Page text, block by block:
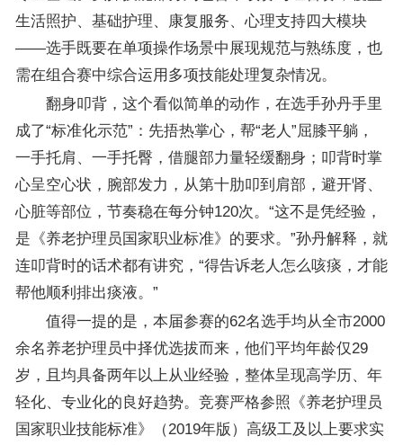
生活照护、基础护理、康复服务、心理支持四大模块
——选手既要在单项操作场景中展现规范与熟练度，也
需在组合赛中综合运用多项技能处理复杂情况。
翻身叩背，这个看似简单的动作，在选手孙丹手里
成了“标准化示范”：先捂热掌心，帮“老人”屈膝平躺，
一手托肩、一手托臀，借腿部力量轻缓翻身；叩背时掌
心呈空心状，腕部发力，从第十肋叩到肩部，避开肾、
心脏等部位，节奏稳在每分钟120次。“这不是凭经验，
是《养老护理员国家职业标准》的要求。”孙丹解释，就
连叩背时的话术都有讲究，“得告诉老人怎么咳痰，才能
帮他顺利排出痰液。”
值得一提的是，本届参赛的62名选手均从全市2000
余名养老护理员中择优选拔而来，他们平均年龄仅29
岁，且均具备两年以上从业经验，整体呈现高学历、年
轻化、专业化的良好趋势。竞赛严格参照《养老护理员
国家职业技能标准》（2019年版）高级工及以上要求实